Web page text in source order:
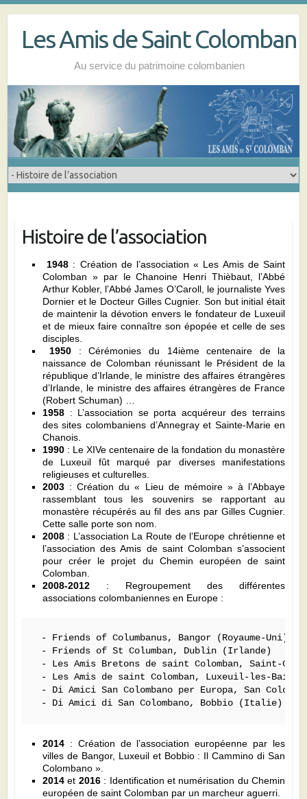
contentLes Amis de Saint Colomban
Au service du patrimoine colombanien
Histoire de l’association
1948 : Création de l’association « Les Amis de Saint
Colomban » par le Chanoine Henri Thièbaut, l’Abbé
Arthur Kobler, l’Abbé James O’Caroll, le journaliste Yves
Dornier et le Docteur Gilles Cugnier. Son but initial était
de maintenir la dévotion envers le fondateur de Luxeuil
et de mieux faire connaître son épopée et celle de ses
disciples.
1950 : Cérémonies du 14ième centenaire de la
naissance de Colomban réunissant le Président de la
république d’Irlande, le ministre des affaires étrangères
d’Irlande, le ministre des affaires étrangères de France
(Robert Schuman) …
1958: L’association se porta acquéreur des terrains
des sites colombaniens d’Annegray et Sainte-Marie en
Chanois.
1990: Le XIVe centenaire de la fondation du monastère
de Luxeuil fût marqué par diverses manifestations
religieuses et culturelles.
2003: Création du « Lieu de mémoire » à l’Abbaye
rassemblant tous les souvenirs se rapportant au
monastère récupérés au fil des ans par Gilles Cugnier.
Cette salle porte son nom.
2008: L’association La Route de l’Europe chrétienne et
l’association des Amis de saint Colomban s’associent
pour créer le projet du Chemin européen de saint
Colomban.
2008-2012: Regroupement des différentes
associations colombaniennes en Europe :
- Friends of Columbanus, Bangor (Royaume-Uni)
- Friends of St Columban, Dublin (Irlande)
- Les Amis Bretons de saint Colomban, Saint-
- Les Amis de saint Colomban, Luxeuil-les-Bains
- Di Amici San Colombano per Europa, San
- Di Amici di San Colombano, Bobbio (Italie)
2014: Création de l’association européenne par les
villes de Bangor, Luxeuil et Bobbio : Il Cammino di San
Colombano ».
2014et 2016: Identification et numérisation du Chemin
européen de saint Colomban par un marcheur aguerri.